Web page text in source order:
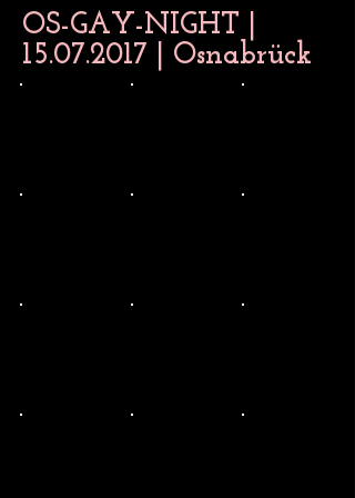
OS-GAY-NIGHT |
15.07.2017 | Osnabrück